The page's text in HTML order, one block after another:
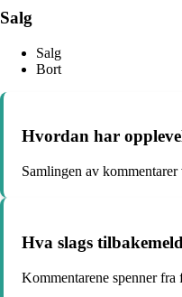
Salg
Salg
Bort
Hvordan har
Samlingen av
Hva slags
Kommentarene spenner